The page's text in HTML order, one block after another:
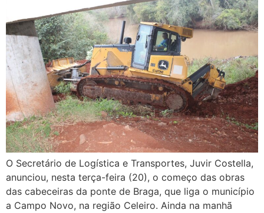
O Secretário de Logística e Transportes, Juvir Costella,
anunciou, nesta terça-feira (20), o começo das obras
das cabeceiras da ponte de Braga, que liga o município
a Campo Novo, na região Celeiro. Ainda na manhã